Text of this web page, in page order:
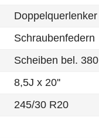
Doppelquerlenker
Schraubenfedern
Scheiben bel.
8,5J x 20''
245/30 R20